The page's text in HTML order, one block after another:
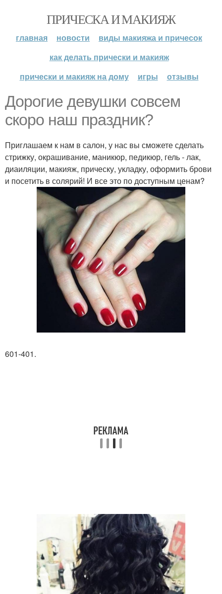
ПРИЧЕСКА И МАКИЯЖ
главная новости
виды макияжа и причесок
как делать прически и макияж
прически и макияж на дому
игры отзывы
Дорогие девушки совсем
скоро наш праздник?
Приглашаем к нам в салон, у нас вы сможете сделать
стрижку, окрашивание, маникюр, педикюр, гель - лак,
диаиляции, макияж, прическу, укладку, оформить брови
и посетить в солярий! И все это по доступным ценам?
601-401.